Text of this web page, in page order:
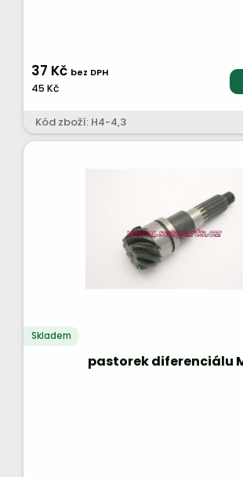
37 Kč bez DPH
45 Kč
Kód zboží: H4-4,3
Skladem
pastorek diferenciálu